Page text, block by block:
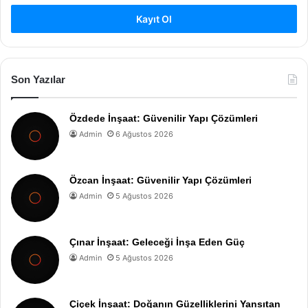
Kayıt Ol
Son Yazılar
Özdede İnşaat: Güvenilir Yapı Çözümleri
Admin 6 Ağustos 2026
Özcan İnşaat: Güvenilir Yapı Çözümleri
Admin 5 Ağustos 2026
Çınar İnşaat: Geleceği İnşa Eden Güç
Admin 5 Ağustos 2026
Çiçek İnşaat: Doğanın Güzelliklerini Yansıtan